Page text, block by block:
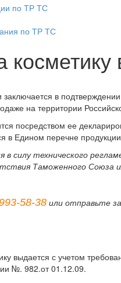
по ТР ТС
по ТР ТС
в
на территории
посредством ее
в Едином перечне
в силу технического
Таможенного Союза
58-38 или отправьте
выдается с учетом
№. 982.от 01.12.09.